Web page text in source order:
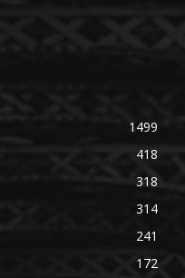
1499
418
318
314
241
172